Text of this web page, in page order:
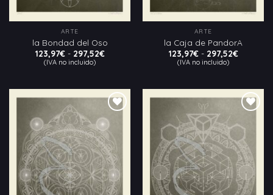
ARTE
la Bondad del Oso
123,97€ - 297,52€Rango
hasta
297,52€
(IVA no incluido)
ARTE
la Caja de PandorA
123,97€ - 297,52€Rango
hasta
297,52€
(IVA no incluido)
Añadir
a la
lista
de
deseos
Añadir
a la
lista
de
deseos